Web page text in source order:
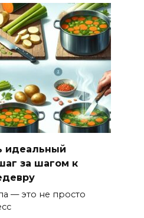
идеальный
за шагом к
— это не просто